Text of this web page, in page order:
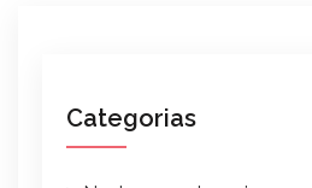
Categorias